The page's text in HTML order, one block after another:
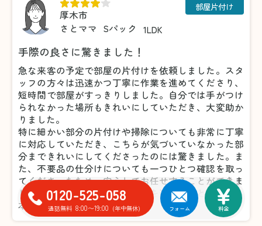
厚木市
さとママ Sパック 1LDK
部屋片付け
手際の良さに驚きました！
急な来客の予定で部屋の片付けを依頼しました。スタ
ッフの方々は迅速かつ丁寧に作業を進めてくださり、
短時間で部屋がすっきりしました。自分では手がつけ
られなかった場所もきれいにしていただき、大変助か
りました。
特に細かい部分の片付けや掃除についても非常に丁寧
に対応していただき、こちらが気づいていなかった部
分まできれいにしてくださったのには驚きました。ま
た、不要品の仕分けについても一つひとつ確認を取っ
てくださったため、安心してお任せすることができま
した。おかげで気持ちよく来客を迎えることができ、
本当に感謝しています。
0120-525-058
通話無料 8:00〜19:00 (年中無休) フォーム 料金